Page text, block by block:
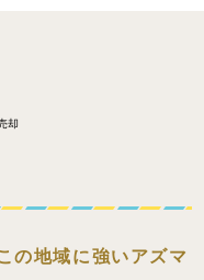
却
の地域に強いアズマ